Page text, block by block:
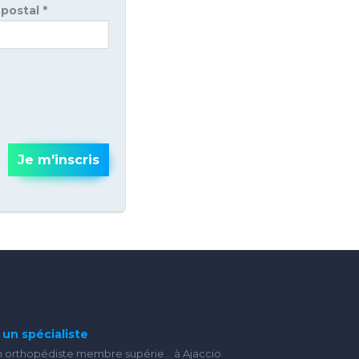
*
Je m'inscris
spécialiste
orthopédiste membre supérie... à Ajaccio